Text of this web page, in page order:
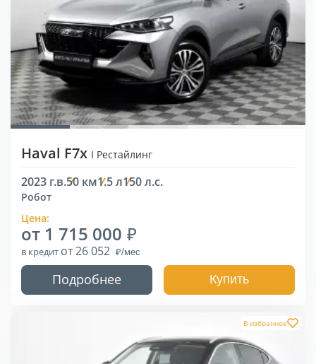
Haval F7x I Рестайлинг
2023 г.в.50 км1.5 л150 л.с.
Робот
Цена:
от 1 715 000
в кредит от 26 052
Подробнее Купить
В избранное